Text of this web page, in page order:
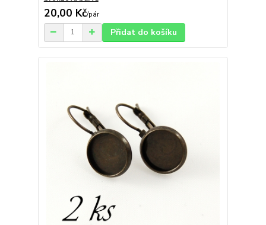
20,00 Kč/pár
Přidat do košíku